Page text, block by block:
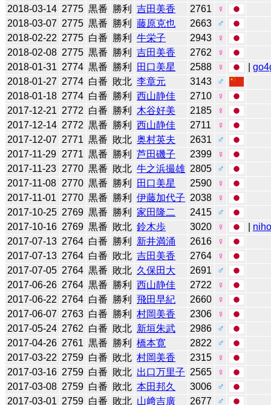
2018-03-14 2775 黒番 勝利 吉田美香 2761
♀
2018-03-07 2775 黒番 勝利 藤原克也 2663
♂
2018-02-22 2775 白番 勝利 牛栄子 2943
♀
2018-02-08 2775 黒番 勝利 吉田美香 2762
♀
2018-01-31 2774 黒番 勝利 田口美星 2588 ♀ |
2018-01-27 2774 白番 敗北 李章元 3143
♂
2018-01-18 2774 白番 勝利 西山静佳 2710
♀
2017-12-21 2772 白番 勝利 木谷好美 2185
♀
2017-12-14 2772 黒番 勝利 西山静佳 2711
♀
2017-12-07 2771 黒番 敗北 奥村英夫 2631
♂
2017-11-29 2771 黒番 勝利 芦田磯子 2399
♀
2017-11-23 2770 黒番 敗北 牛之浜撮雄 2805
♂
2017-11-08 2770 黒番 勝利 田口美星 2590
♀
2017-11-01
2770 黒番 勝利 伊藤加代子 2038
♀
2017-10-25 2769 黒番 勝利 家田隆二 2415
♂
2017-10-16 2769 黒番 敗北 鈴木歩 3020 ♀
2017-07-13 2764 白番 勝利 新井満涌 2616
♀
2017-07-13 2764 白番 敗北 吉田美香 2764
♀
2017-07-05 2764 黒番 敗北 久保田大 2691
♂
2017-06-26 2764 黒番 勝利 西山静佳 2722
♀
2017-06-22 2764 白番 勝利 飛田早紀 2660
♀
2017-06-07 2763 白番 勝利 村岡美香 2306
♀
2017-05-24 2762 白番 敗北 新垣朱武 2986
♂
2017-04-26 2761 黒番 勝利 橋本寛 2822
♂
2017-03-22 2759 白番 敗北 村岡美香 2315
♀
2017-03-16 2759 白番 敗北 出口万里子 2565
♀
2017-03-08 2759 白番 敗北 本田邦久 3006
♂
2017-03-01 2759 白番 敗北 山﨑吉廣 2677
♂